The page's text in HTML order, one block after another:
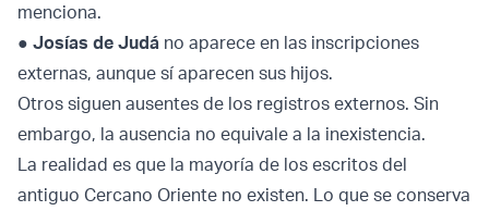
menciona.
● Josías de Judá no aparece en las inscripciones
externas, aunque sí aparecen sus hijos.
Otros siguen ausentes de los registros externos. Sin
embargo, la ausencia no equivale a la inexistencia.
La realidad es que la mayoría de los escritos del
antiguo Cercano Oriente no existen. Lo que se conserva